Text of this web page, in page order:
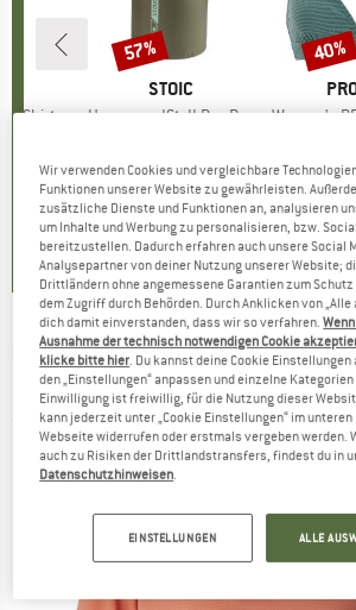
T-Shirt
)
MARKE
STOIC
Artikel
HarnosandSt. II Dry Bag
5,0(2)
Rabatt
57%
Artikel
Women's
40%
FOX RACING -Women's Defend
Radtrikot
(0)
Wir verwenden Cookies und vergleichbare
Funktionen unserer Website zu gewährleisten.
zusätzliche Dienste und Funktionen an, analysieren
um Inhalte und Werbung zu personalisieren, bzw.
bereitzustellen. Dadurch erfahren auch unsere Social
Analysepartner von deiner Nutzung unserer Website;
Drittländern ohne angemessene Garantien zum
dem Zugriff durch Behörden. Durch Anklicken von
dich damit einverstanden, dass wir so verfahren.
Ausnahme der technisch notwendigen Cookie
klicke bitte hier . Du kannst deine Cookie
den „Einstellungen“ anpassen und einzelne
Einwilligung ist freiwillig, für die Nutzung dieser
kann jederzeit unter „Cookie Einstellungen“ im
Webseite widerrufen oder erstmals vergeben werden.
auch zu Risiken der Drittlandstransfers, findest du in
Datenschutzhinweisen
EINSTELLUNGEN ALLE